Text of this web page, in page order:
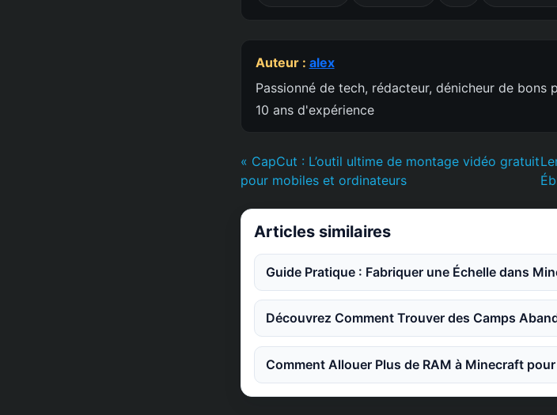
Auteur : alex
Passionné de tech, rédacteur, dénicheur de bons
10 ans d'expérience
« CapCut : L’outil ultime de montage vidéo gratuit
pour mobiles et ordinateurs
Articles similaires
Guide Pratique : Fabriquer une Échelle dans
Découvrez Comment Trouver des Camps
Comment Allouer Plus de RAM à Minecraft